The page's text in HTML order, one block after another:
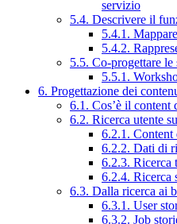
servizio
5.4. Descrivere il
5.4.1.
5.4.2.
5.5. Co-progettare le
5.5.1.
6. Progettazione dei
6.1. Cos’è il content
6.2. Ricerca utente
6.2.1. Content
6.2.2. Dati di
6.2.3. Ricerca
6.2.4. Ricerca
6.3. Dalla ricerca ai
6.3.1. User
6.3.2. Job